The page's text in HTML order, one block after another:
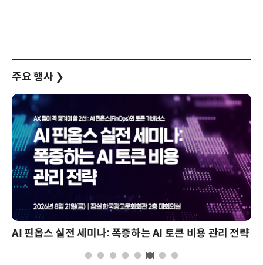
주요 행사 ❯
AI 핀옵스 실전 세미나: 폭증하는 AI 토큰 비용 관리 전략